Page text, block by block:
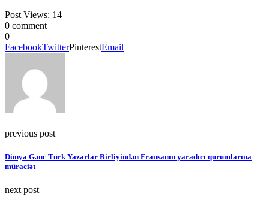
Post Views: 14
0 comment
0
FacebookTwitterPinterestEmail
previous post
Dünya Gənc Türk Yazarlar Birliyindən Fransanın yaradıcı qurumlarına
müraciət
next post